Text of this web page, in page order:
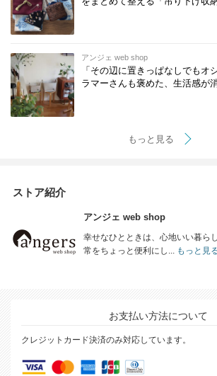
アンジェ web shop
「その辺に置きっぱなしでもオ
ラマーさんも褒めた、生活感が
もっと見る
ストア紹介
アンジェ web shop
幸せなひとときは、心地いい暮ら
常をちょっと便利にし...もっと見
お支払い方法について
クレジットカード決済のみ対応しています。